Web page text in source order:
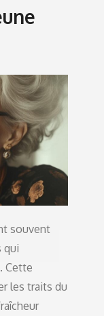
souvent
qui
Cette
les traits du